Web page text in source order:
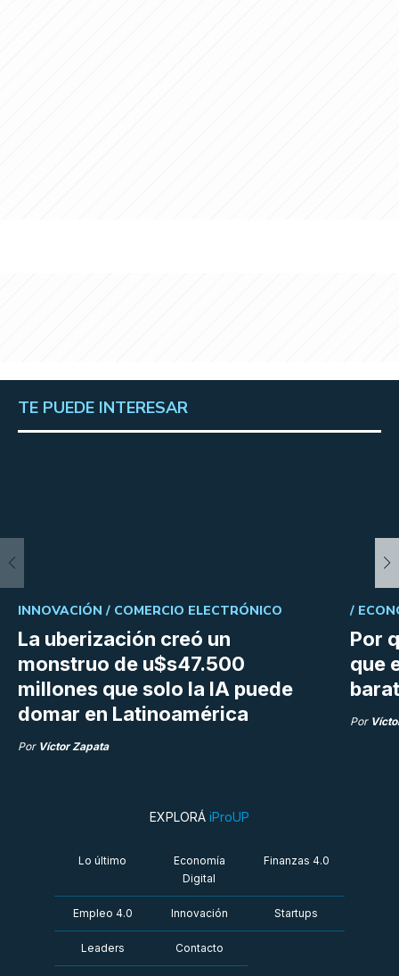
TE PUEDE INTERESAR
La uberización creó un
monstruo de u$s47.500
millones que solo la IA puede
domar en Latinoamérica
INNOVACIÓN / COMERCIO ELECTRÓNICO
Por Víctor Zapata
Por
que
/
Por
EXPLORÁ iProUP
Lo último
Economía
Digital
Finanzas 4.0
Empleo 4.0 Innovación Startups
Leaders Contacto